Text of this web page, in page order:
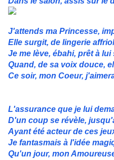
J'attends ma Princesse,
Elle surgit, de lingerie
Je me lève, ébahi, prêt à
Quand, de sa voix douce,
Ce soir, mon Coeur,
L'assurance que je lui
D'un coup se révèle,
Ayant été acteur de ces
Je fantasmais à l'idée
Qu'un jour, mon